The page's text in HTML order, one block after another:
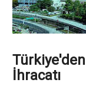
İhracatı